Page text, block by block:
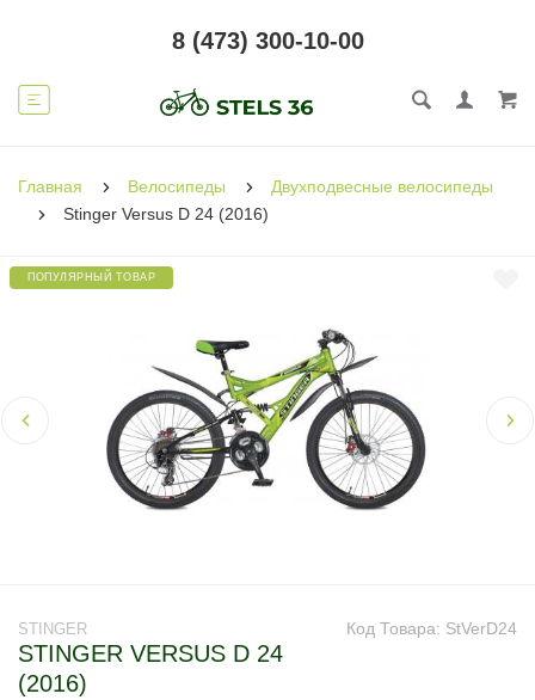
8 (473) 300-10-00
Главная Велосипеды
Двухподвесные велосипеды
Stinger Versus D 24 (2016)
ПОПУЛЯРНЫЙ ТОВАР
Код Товара: StVerD24
STINGER
STINGER VERSUS D 24
(2016)